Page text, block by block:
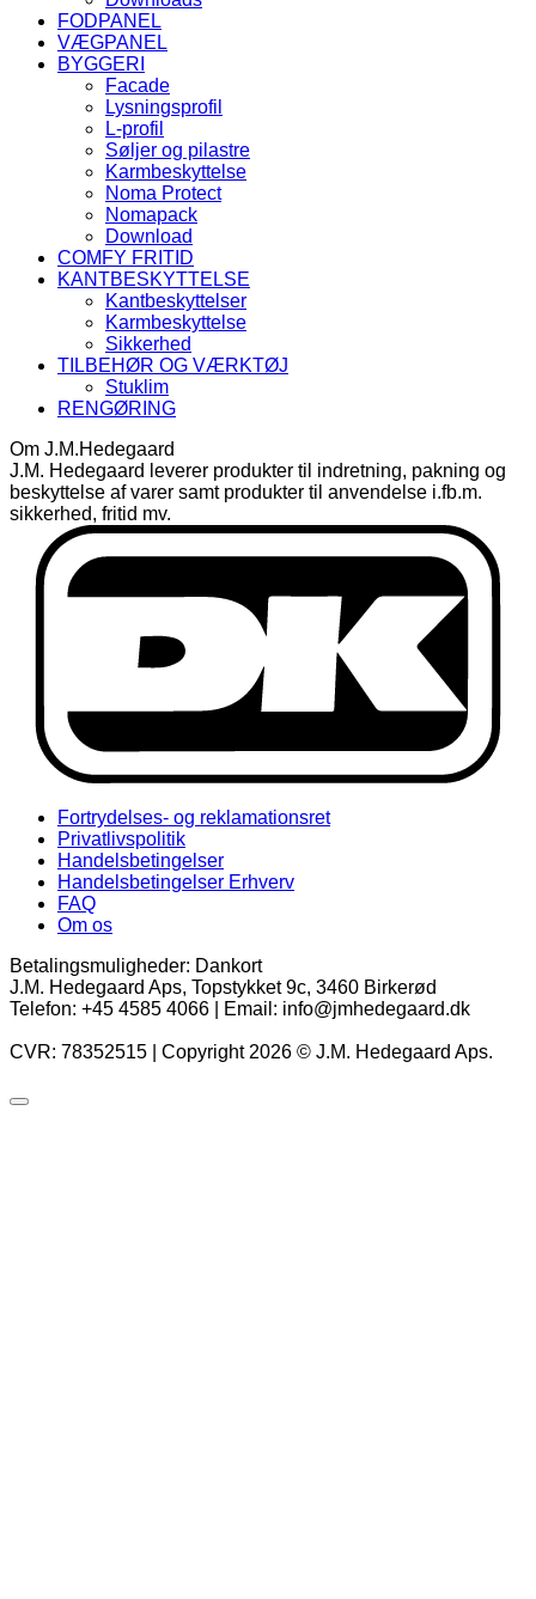
FODPANEL
VÆGPANEL
BYGGERI
Facade
Lysningsprofil
L-profil
Søljer og pilastre
Karmbeskyttelse
Noma Protect
Nomapack
Download
COMFY FRITID
KANTBESKYTTELSE
Kantbeskyttelser
Karmbeskyttelse
Sikkerhed
TILBEHØR OG VÆRKTØJ
Stuklim
RENGØRING
Om J.M.Hedegaard
J.M. Hedegaard leverer produkter til indretning, pakning og
beskyttelse af varer samt produkter til anvendelse i.fb.m.
sikkerhed, fritid mv.
Fortrydelses- og reklamationsret
Privatlivspolitik
Handelsbetingelser
Handelsbetingelser Erhverv
FAQ
Om os
Betalingsmuligheder: Dankort
J.M. Hedegaard Aps, Topstykket 9c, 3460 Birkerød
Telefon: +45 4585 4066 | Email: info@jmhedegaard.dk
CVR: 78352515 | Copyright 2026 © J.M. Hedegaard Aps.